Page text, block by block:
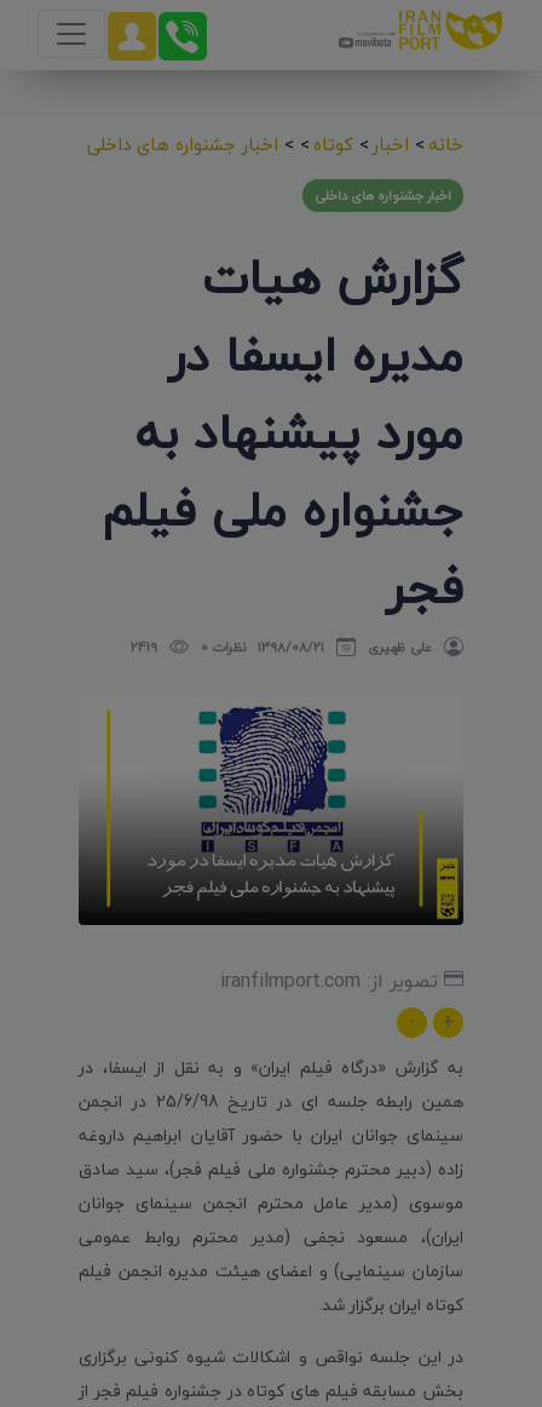
خانه> اخبار> کوتاه>
> اخبار جشنواره های داخلی
اخبار جشنواره های داخلی
گزارش هیات
مدیره ایسفا در
مورد پیشنهاد به
جشنواره ملی فیلم
فجر
علی ظهیری ۱۳۹۸/۰۸/۲۱ نظرات 0 2419
تصویر از: iranfilmport.com
+
-
به گزارش «درگاه فیلم ایران» و به نقل از ایسفا، در
همین رابطه جلسه ای در تاریخ 25/6/98 در انجمن
سینمای جوانان ایران با حضور آقایان ابراهیم داروغه
زاده (دبیر محترم جشنواره ملی فیلم فجر)، سید صادق
موسوی (مدیر عامل محترم انجمن سینمای جوانان
ایران)، مسعود نجفی (مدیر محترم روابط عمومی
سازمان سینمایی) و اعضای هیئت مدیره انجمن فیلم
کوتاه ایران برگزار شد.
در این جلسه نواقص و اشکالات شیوه کنونی برگزاری
بخش مسابقه فیلم های کوتاه در جشنواره فیلم فجر از